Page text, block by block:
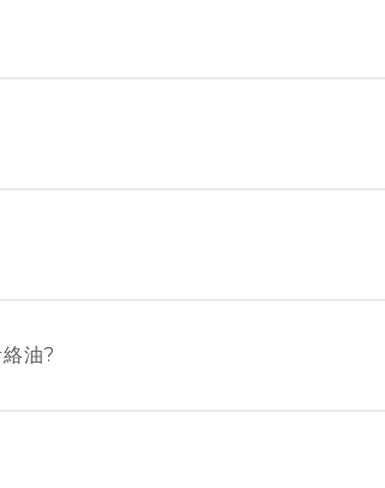
出市面，新包裝的成份、功效與舊包
出口）
、百佳、7-11、華潤萬家、U購、惠
司、大國藥妝、松本清
油?